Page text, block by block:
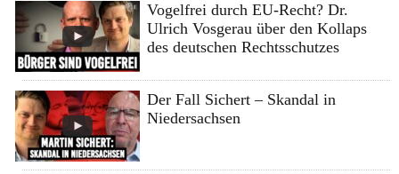
Vogelfrei durch EU-Recht? Dr.
Ulrich Vosgerau über den Kollaps
des deutschen Rechtsschutzes
Der Fall Sichert – Skandal in
Niedersachsen